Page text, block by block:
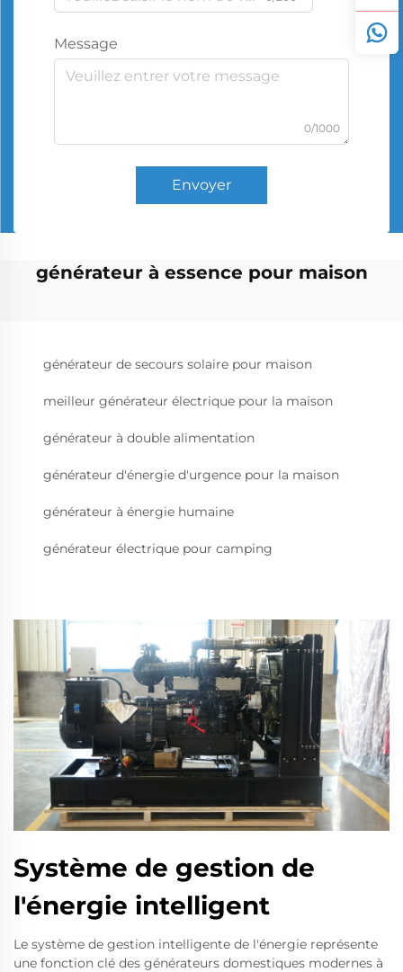
Message
0/1000
Envoyer
générateur à essence pour maison
générateur de secours solaire pour maison
meilleur générateur électrique pour la maison
générateur à double alimentation
générateur d'énergie d'urgence pour la maison
générateur à énergie humaine
générateur électrique pour camping
Système de gestion de
l'énergie intelligent
Le système de gestion intelligente de l'énergie représente
une fonction clé des générateurs domestiques modernes à